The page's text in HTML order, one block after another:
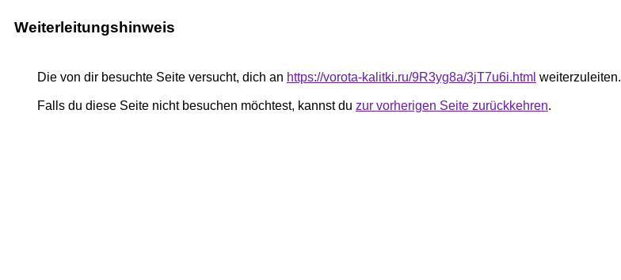
Weiterleitungshinweis
Die von dir besuchte Seite versucht, dich an https://vorota-kalitki.ru/9R3yg8a/3jT7u6i.html weiterzuleiten.
Falls du diese Seite nicht besuchen möchtest, kannst du zur vorherigen Seite zurückkehren.